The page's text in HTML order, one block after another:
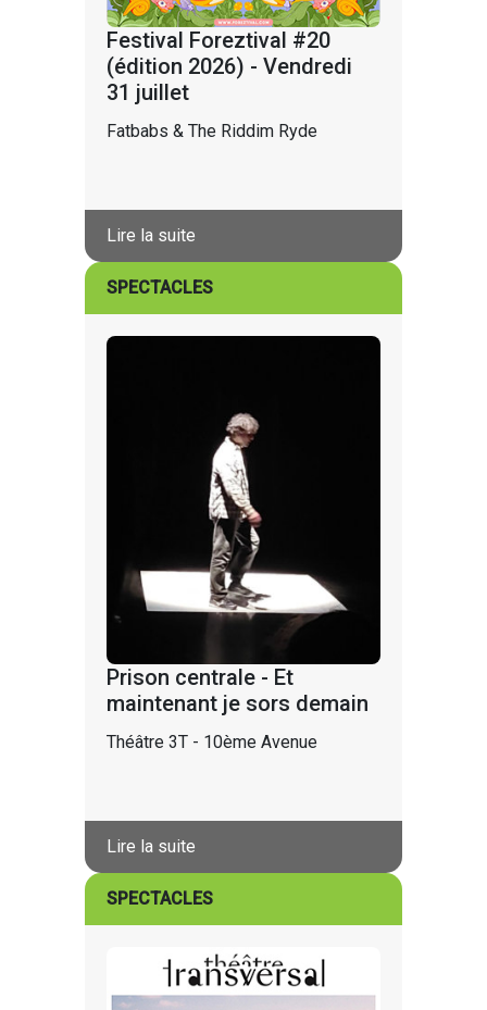
Festival Foreztival #20
(édition 2026) - Vendredi
31 juillet
Fatbabs & The Riddim Ryde
Lire la suite
SPECTACLES
Prison centrale - Et
maintenant je sors demain
Théâtre 3T - 10ème Avenue
Lire la suite
SPECTACLES